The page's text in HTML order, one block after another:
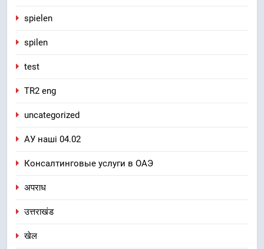
spielen
spilen
test
TR2 eng
uncategorized
АУ наші 04.02
Консалтинговые услуги в ОАЭ
अपराध
उत्तराखंड
खेल